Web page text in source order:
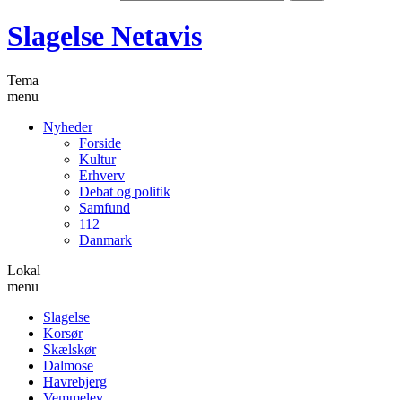
Slagelse Netavis
Tema
menu
Nyheder
Forside
Kultur
Erhverv
Debat og politik
Samfund
112
Danmark
Lokal
menu
Slagelse
Korsør
Skælskør
Dalmose
Havrebjerg